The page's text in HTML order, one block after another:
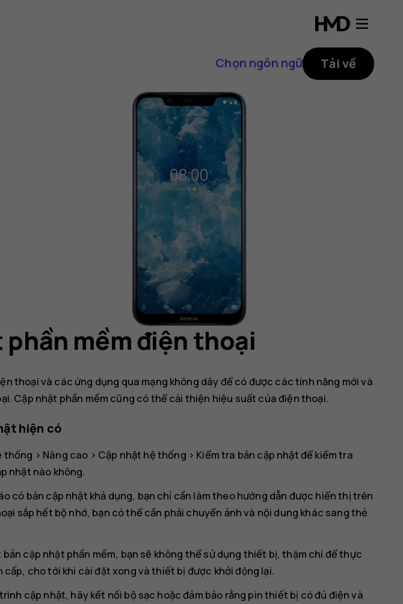
Chọn ngôn ngữ Tải về
phần mềm điện thoại
thoại và các ứng dụng qua mạng không dây để có được các tính năng mới và
Cập nhật phần mềm cũng có thể cải thiện hiệu suất của điện thoại.
hiện có
thống > Nâng cao > Cập nhật hệ thống > Kiểm tra bản cập nhậtđể kiểm tra
nhật nào không.
có bản cập nhật khả dụng, bạn chỉ cần làm theo hướng dẫn được hiển thị trên
sắp hết bộ nhớ, bạn có thể cần phải chuyển ảnh và nội dung khác sang thẻ
bản cập nhật phần mềm, bạn sẽ không thể sử dụng thiết bị, thậm chí để thực
cấp, cho tới khi cài đặt xong và thiết bị được khởi động lại.
cập nhật, hãy kết nối bộ sạc hoặc đảm bảo rằng pin thiết bị có đủ điện và